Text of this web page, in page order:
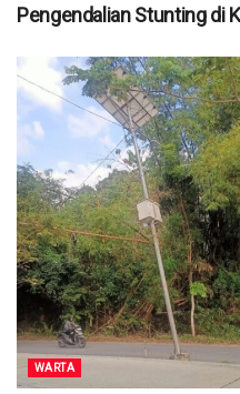
Pengendalian Stunting di
WARTA